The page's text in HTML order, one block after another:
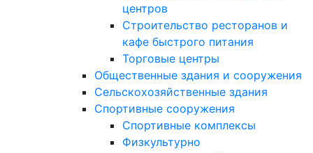
центров
Строительство ресторанов и
кафе быстрого питания
Торговые центры
Общественные здания и сооружения
Сельскохозяйственные здания
Спортивные сооружения
Спортивные комплексы
Физкультурно